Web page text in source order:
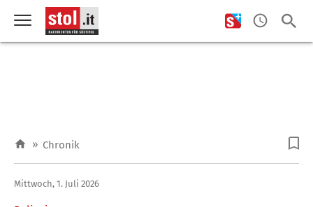
» Chronik
Mittwoch, 1. Juli 2026